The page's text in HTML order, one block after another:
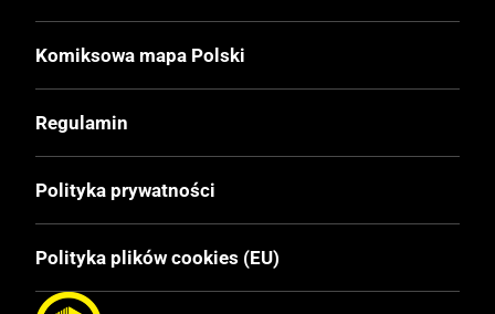
Komiksowa mapa Polski
Regulamin
Polityka prywatności
Polityka plików cookies (EU)